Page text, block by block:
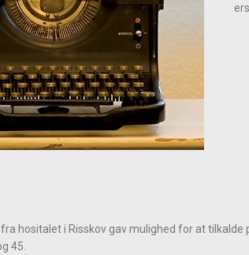
hositalet i Risskov gav mulighed for at
45.